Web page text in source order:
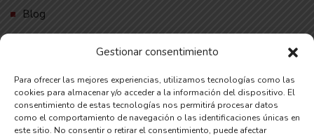
Gestionar consentimiento
Para ofrecer las mejores experiencias, utilizamos tecnologías como las
cookies para almacenar y/o acceder a la información del dispositivo. El
consentimiento de estas tecnologías nos permitirá procesar datos
como el comportamiento de navegación o las identificaciones únicas en
este sitio. No consentir o retirar el consentimiento, puede afectar
Blog
English
Deutsch